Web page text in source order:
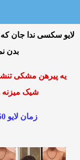
لایو سکسی ندا جان
بدن
یه پیرهن مشکی
شیک میزنه
زمان لایو 18:50، 52 مگابایت، حتما ببینیدش